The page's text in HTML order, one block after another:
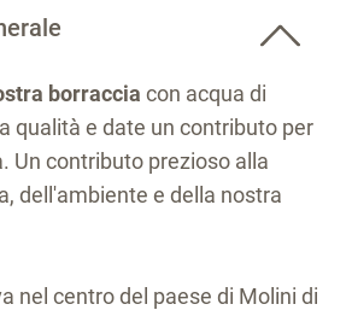
borraccia con acqua di
qualità e date un contributo per
Un contributo prezioso alla
dell'ambiente e della nostra
nel centro del paese di Molini di